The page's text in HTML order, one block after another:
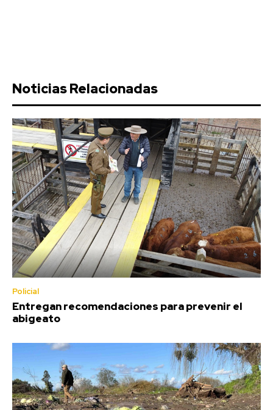
Noticias Relacionadas
Policial
Entregan recomendaciones para prevenir el
abigeato